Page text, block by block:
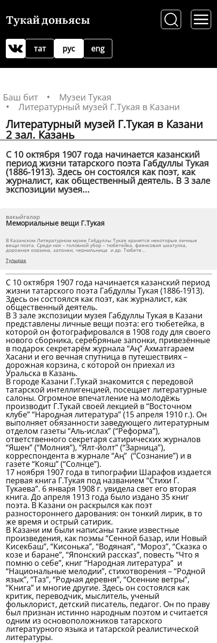
Тукай доньясы
рус
тат eng
Баш бит
Музеи Тукая
Литературный музей Г.Тукая в Казани
Литературный музей Г.Тукая в Казани
2 зал. Казань
С 10 октября 1907 года начинается казанский
период жизни татарского поэта Габдуллы Тукая
(1886-1913). Здесь он состоялся как поэт, как
журналист, как общественный деятель. В 3 зале
экспозиции музея...
вакыйгалар
Мемориальные вещи Г.Тукая
В Казанском Литературном музее Габдуллы Тукая хранятся некоторые личные
вещи поэта. Среди них – головной убор – тюбетейка, фаянсовая шкатулка,
дорожная корзина, запонки, чернильница и др. Тюбете...
Тулырак
С 10 октября 1907 года начинается казанский период
жизни татарского поэта Габдуллы Тукая (1886-1913).
Здесь он состоялся как поэт, как журналист, как
общественный деятель.
В 3 зале экспозиции музея Габдуллы Тукая в Казани
представлены личные вещи поэта: его тюбетейка, в
которой он фотографировался в 1908 году для своего
нового сборника, серебряные запонки, привезённые
в подарок секретарём журнала “Аң” Ахматгараем
Хасани и его вечная спутница в путешествиях –
дорожная корзина, с которой он приехал из
Уральска в Казань.
В городе Казани Г.Тукай знакомится с передовой
татарской интеллигенцией, посещает литературные
салоны. Огромное впечатление на молодёжь
производит Г.Тукай своей лекцией в “Восточном
клубе” “Народная литература” (15 апреля 1910 г.). Он
выполняет обязанности заведующего литературным
отделом газеты “Аль-ислах” (“Реформа”),
ответственного секретаря сатирических журналов
“Яшен” (“Молния”), “Ялт-йолт” (“Зарница”),
корреспондента в журнале “Аң” (“Сознание”) и в
газете “Кояш” (“Солнце”).
17 ноября 1907 года в типографии Шарафов издается
первая книга Г.Тукая под названием “Стихи Г.
Тукаева”. 6 января 1908 г. увидела свет его вторая
книга. До апреля 1913 года было издано 35 книг
поэта. В Казани он раскрылся как поэт
разностороннего дарования: он тонкий лирик, в то
же время и острый сатирик.
В Казани им были написаны такие известные
произведения, как поэмы “Сенной базар, или Новый
Кисекбаш”, “Кисонька”, “Водяная”, “Мороз”, “Сказка о
козе и баране”, “Японский рассказ”, повесть “Что я
помню о себе”, книг “Народная литература” и
“Национальные мелодии”, стихотворения – “Родной
язык”, “Таз”, “Родная деревня”, “Осенние ветры”,
“Книга” и многие другие. Здесь он состоялся как
критик, переводчик, мыслитель, ученый
фольклорист, детский писатель, педагог. Он по праву
был признан истинно народным поэтом и считается
одним из основоположников татарского
литературного языка и татарской реалистической
литературы.